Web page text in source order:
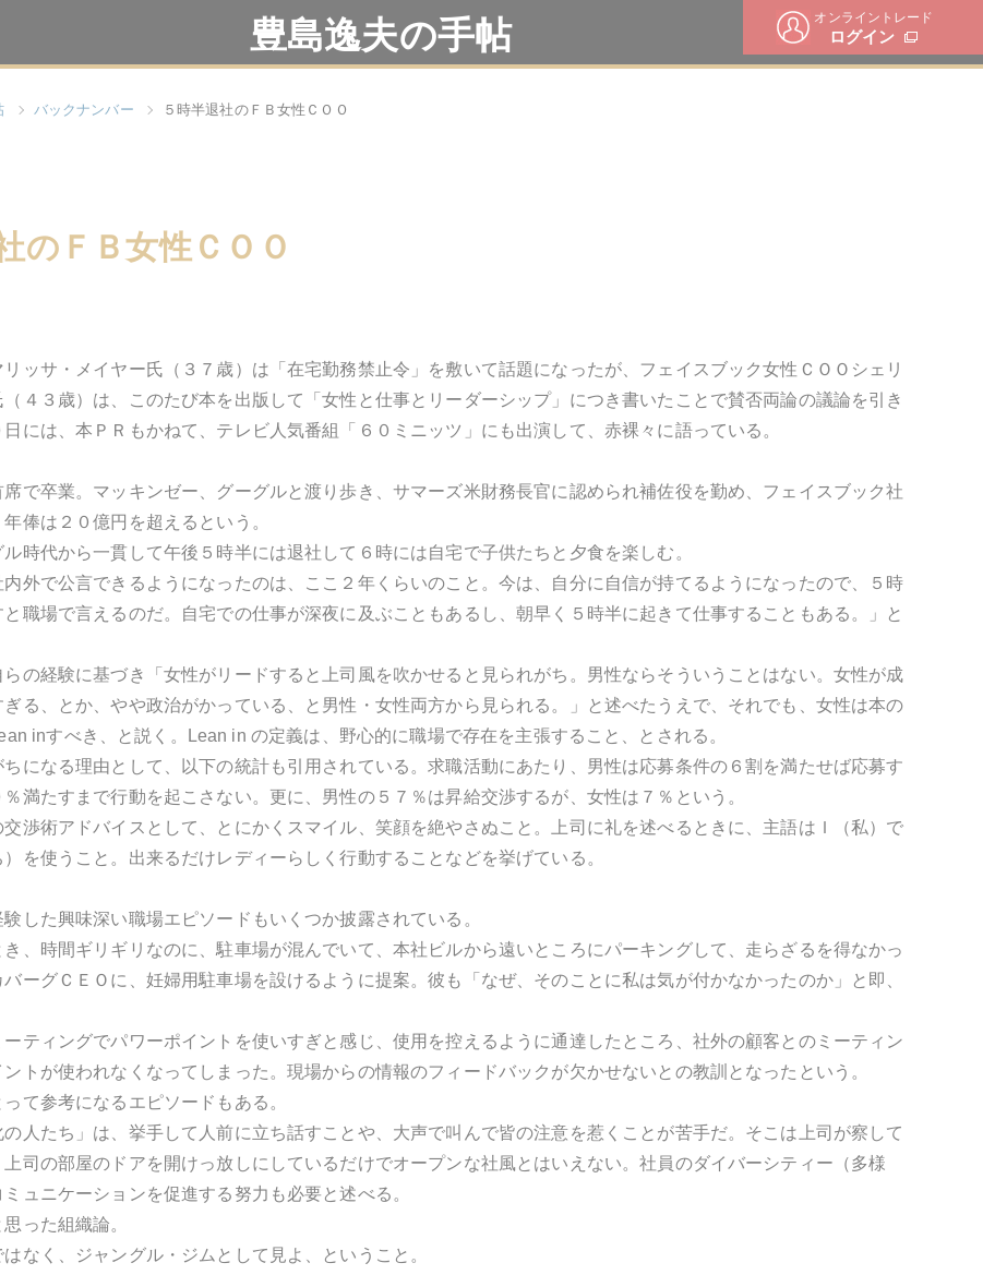
オンライントレード
ログイン
豊島逸夫の手帖
バックナンバー ５時半退社のＦＢ女性ＣＯＯ
のＦＢ女性ＣＯＯ
ッサ・メイヤー氏（３７歳）は「在宅勤務禁止令」を敷いて話題になったが、フェイスブック女性ＣＯＯシェリ
４３歳）は、このたび本を出版して「女性と仕事とリーダーシップ」につき書いたことで賛否両論の議論を引き
には、本ＰＲもかねて、テレビ人気番組「６０ミニッツ」にも出演して、赤裸々に語っている。
で卒業。マッキンゼー、グーグルと渡り歩き、サマーズ米財務長官に認められ補佐役を勤め、フェイスブック社
俸は２０億円を超えるという。
時代から一貫して午後５時半には退社して６時には自宅で子供たちと夕食を楽しむ。
外で公言できるようになったのは、ここ２年くらいのこと。今は、自分に自信が持てるようになったので、５時
職場で言えるのだ。自宅での仕事が深夜に及ぶこともあるし、朝早く５時半に起きて仕事することもある。」と
の経験に基づき「女性がリードすると上司風を吹かせると見られがち。男性ならそういうことはない。女性が成
る、とか、やや政治がかっている、と男性・女性両方から見られる。」と述べたうえで、それでも、女性は本の
inすべき、と説く。Lean in の定義は、野心的に職場で存在を主張すること、とされる。
になる理由として、以下の統計も引用されている。求職活動にあたり、男性は応募条件の６割を満たせば応募す
満たすまで行動を起こさない。更に、男性の５７％は昇給交渉するが、女性は７％という。
渉術アドバイスとして、とにかくスマイル、笑顔を絶やさぬこと。上司に礼を述べるときに、主語はＩ（私）で
を使うこと。出来るだけレディーらしく行動することなどを挙げている。
した興味深い職場エピソードもいくつか披露されている。
、時間ギリギリなのに、駐車場が混んでいて、本社ビルから遠いところにパーキングして、走らざるを得なかっ
ーグＣＥＯに、妊婦用駐車場を設けるように提案。彼も「なぜ、そのことに私は気が付かなかったのか」と即、
ティングでパワーポイントを使いすぎと感じ、使用を控えるように通達したところ、社外の顧客とのミーティン
トが使われなくなってしまった。現場からの情報のフィードバックが欠かせないとの教訓となったという。
て参考になるエピソードもある。
人たち」は、挙手して人前に立ち話すことや、大声で叫んで皆の注意を惹くことが苦手だ。そこは上司が察して
司の部屋のドアを開けっ放しにしているだけでオープンな社風とはいえない。社員のダイバーシティー（多様
ュニケーションを促進する努力も必要と述べる。
った組織論。
なく、ジャングル・ジムとして見よ、ということ。